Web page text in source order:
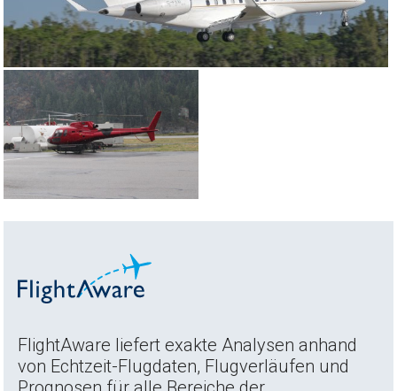
FlightAware liefert exakte Analysen anhand
von Echtzeit-Flugdaten, Flugverläufen und